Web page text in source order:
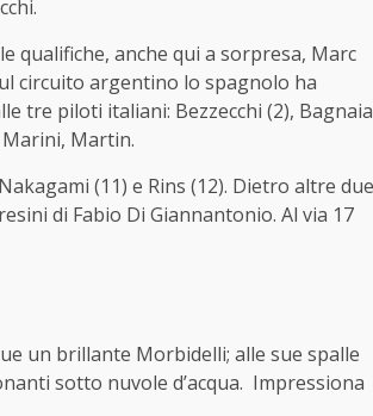
qualifiche, anche qui a sorpresa, Marc
circuito argentino lo spagnolo ha
tre piloti italiani: Bezzecchi (2), Bagnaia
Martin.
(11) e Rins (12). Dietro altre due
di Fabio Di Giannantonio. Al via 17
un brillante Morbidelli; alle sue spalle
sotto nuvole d’acqua. Impressiona